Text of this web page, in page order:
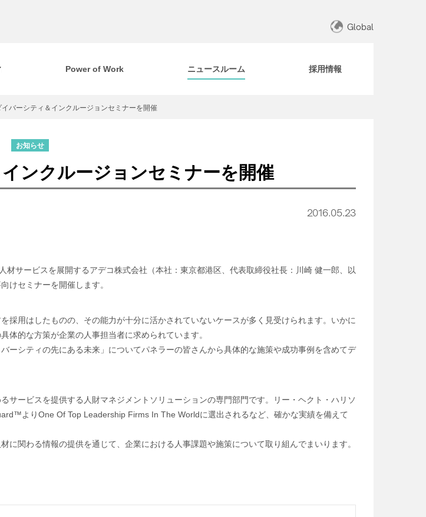
Global
Power of Work ニュースルーム 採用情報
イバーシティ＆インクルージョンセミナーを開催
お知らせ
ンクルージョンセミナーを開催
2016.05.23
サービスを展開するアデコ株式会社（本社：東京都港区、代表取締役社長：川崎 健一郎、以
けセミナーを開催します。
用はしたものの、その能力が十分に活かされていないケースが多く見受けられます。いかに
体的な方策が企業の人事担当者に求められています。
ーシティの先にある未来」についてパネラーの皆さんから具体的な施策や成功事例を含めてデ
サービスを提供する人財マネジメントソリューションの専門部門です。リー・ヘクト・ハリソ
よりOne Of Top Leadership Firms In The Worldに選出されるなど、確かな実績を備えて
関わる情報の提供を通じて、企業における人事課題や施策について取り組んでまいります。